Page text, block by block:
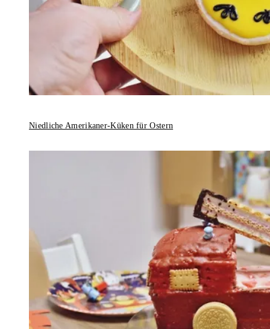
Niedliche Amerikaner-Küken für Ostern